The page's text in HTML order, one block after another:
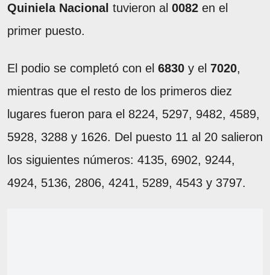
Quiniela Nacional tuvieron al 0082 en el
primer puesto.
El podio se completó con el 6830 y el 7020,
mientras que el resto de los primeros diez
lugares fueron para el 8224, 5297, 9482, 4589,
5928, 3288 y 1626. Del puesto 11 al 20 salieron
los siguientes números: 4135, 6902, 9244,
4924, 5136, 2806, 4241, 5289, 4543 y 3797.